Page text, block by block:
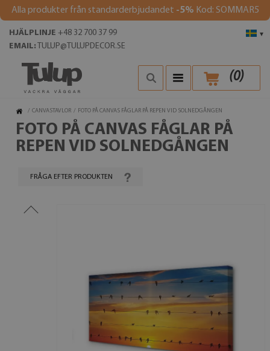
Alla produkter från standarderbjudandet -5% Kod: SOMMAR5
▾
HJÄLPLINJE +48 32 700 37 99
EMAIL: TULUP@TULUPDECOR.SE
(0)
/ CANVASTAVLOR / FOTO PÅ CANVAS FÅGLAR PÅ REPEN VID SOLNEDGÅNGEN
FOTO PÅ CANVAS FÅGLAR PÅ
REPEN VID SOLNEDGÅNGEN
FRÅGA EFTER PRODUKTEN